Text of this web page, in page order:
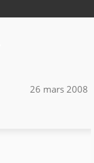
26 mars 2008